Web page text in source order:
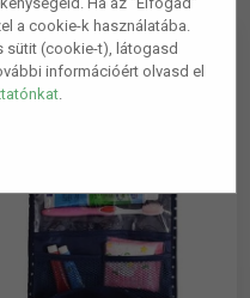
a cookie-k használatába.
sütit (cookie-t), látogasd
információért olvasd el
.